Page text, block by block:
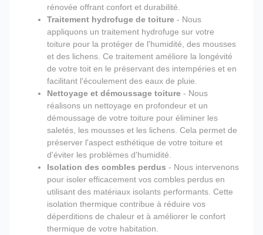
rénovée offrant confort et durabilité.
Traitement hydrofuge de toiture - Nous
appliquons un traitement hydrofuge sur votre
toiture pour la protéger de l'humidité, des mousses
et des lichens. Ce traitement améliore la longévité
de votre toit en le préservant des intempéries et en
facilitant l'écoulement des eaux de pluie.
Nettoyage et démoussage toiture - Nous
réalisons un nettoyage en profondeur et un
démoussage de votre toiture pour éliminer les
saletés, les mousses et les lichens. Cela permet de
préserver l'aspect esthétique de votre toiture et
d'éviter les problèmes d'humidité.
Isolation des combles perdus - Nous intervenons
pour isoler efficacement vos combles perdus en
utilisant des matériaux isolants performants. Cette
isolation thermique contribue à réduire vos
déperditions de chaleur et à améliorer le confort
thermique de votre habitation.